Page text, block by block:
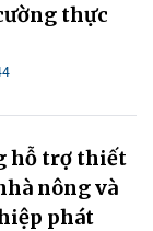
thực
hỗ trợ thiết
nông và
phát